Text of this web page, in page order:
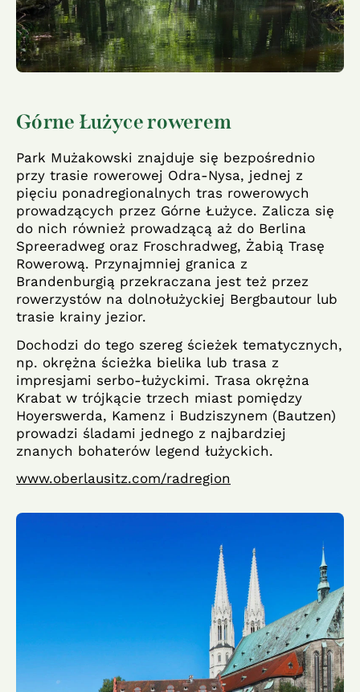
Górne Łużyce rowerem
Park Mużakowski znajduje się bezpośrednio
przy trasie rowerowej Odra-Nysa, jednej z
pięciu ponadregionalnych tras rowerowych
prowadzących przez Górne Łużyce. Zalicza się
do nich również prowadzącą aż do Berlina
Spreeradweg oraz Froschradweg, Żabią Trasę
Rowerową. Przynajmniej granica z
Brandenburgią przekraczana jest też przez
rowerzystów na dolnołużyckiej Bergbautour lub
trasie krainy jezior.
Dochodzi do tego szereg ścieżek tematycznych,
np. okrężna ścieżka bielika lub trasa z
impresjami serbo-łużyckimi. Trasa okrężna
Krabat w trójkącie trzech miast pomiędzy
Hoyerswerda, Kamenz i Budziszynem (Bautzen)
prowadzi śladami jednego z najbardziej
znanych bohaterów legend łużyckich.
www.oberlausitz.com/radregion